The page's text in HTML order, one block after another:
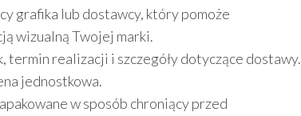
grafika lub dostawcy, który pomoże
wizualną Twojej marki.
termin realizacji i szczegóły dotyczące dostawy.
jednostkowa.
w sposób chroniący przed